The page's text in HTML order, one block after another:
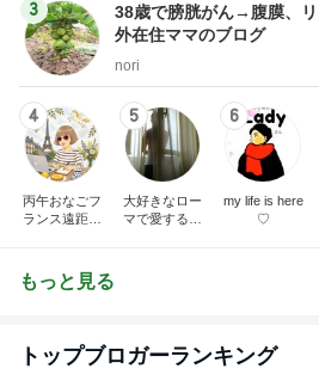
3
38歳で膀胱がん→腹膜、
外在住ママのブログ
nori
4
丙午おなごフ
ランス遠距離
5
大好きなロー
マで愛するイ
6
my life is here
♡
もっと見る
トップブロガーランキング